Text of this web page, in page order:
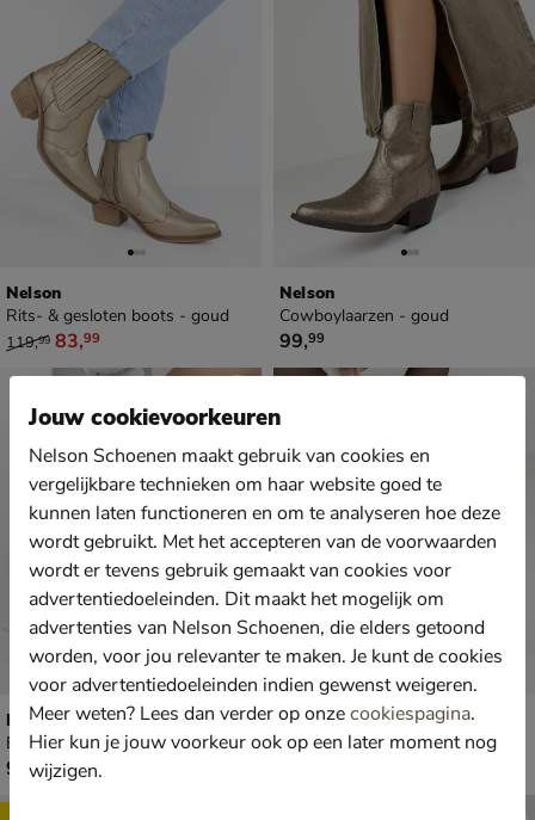
Nelson
Rits- & gesloten boots - goud
van € 119,99 voor € 83,99
119,99 83,99
Nelson
Cowboylaarzen - goud
€ 99,99
99,99
Nelson
Enkellaarsjes - goud
€ 99,99
99,99
Nelson
Enkellaarsjes - goud
Jouw cookievoorkeuren
Nelson Schoenen maakt gebruik van cookies en
vergelijkbare technieken om haar website goed te
kunnen laten functioneren en om te analyseren hoe deze
wordt gebruikt. Met het accepteren van de voorwaarden
wordt er tevens gebruik gemaakt van cookies voor
advertentiedoeleinden. Dit maakt het mogelijk om
advertenties van Nelson Schoenen, die elders getoond
worden, voor jou relevanter te maken. Je kunt de cookies
voor advertentiedoeleinden indien gewenst weigeren.
Meer weten? Lees dan verder op onzecookiespagina.
Hier kun je jouw voorkeur ook op een later moment nog
wijzigen.